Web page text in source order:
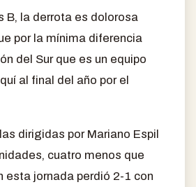
B, la derrota es dolorosa
por la mínima diferencia
del Sur que es un equipo
al final del año por el
dirigidas por Mariano Espil
cuatro menos que
esta jornada perdió 2-1 con